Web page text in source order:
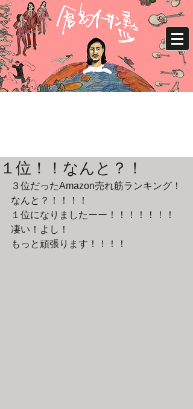
１位！！なんと？！
３位だったAmazon売れ筋ランキング！
なんと？！！！！
１位になりましたーー！！！！！！！
凄い！よし！
もっと頑張ります！！！！